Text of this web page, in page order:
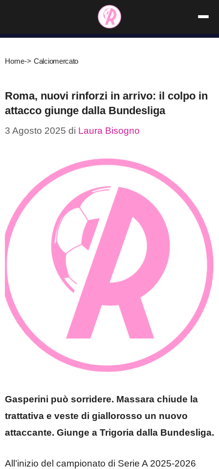
contenuto
Home-> Calciomercato
Roma, nuovi rinforzi in arrivo: il colpo in
attacco giunge dalla Bundesliga
3 Agosto 2025 di Laura Bisogno
Gasperini può sorridere. Massara chiude la
trattativa e veste di giallorosso un nuovo
attaccante. Giunge a Trigoria dalla Bundesliga.
All’inizio del campionato di Serie A 2025-2026